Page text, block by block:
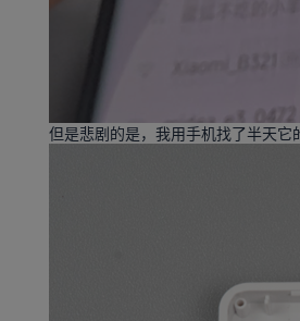
但是悲剧的是，我用手机找了半天它